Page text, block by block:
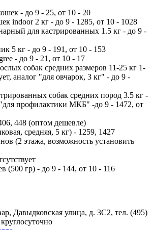
- до 9 - 25, от 10 - 20
indoor 2 кг - до 9 - 1285, от 10 - 1028
для кастрированных 1.5 кг - до 9 -
5 кг - до 9 - 191, от 10 - 153
- до 9 - 21, от 10 - 17
собак средних размеров 11-25 кг 1-
аналог "для овчарок, 3 кг" - до 9 -
собак средних пород 3.5 кг -
"для профилактики МКБ" -до 9 - 1472, от
448 (оптом дешевле)
средняя, 5 кг) - 1259, 1427
(2 этажа, возможность установить
(500 гр) - до 9 - 144, от 10 - 116
Давыдковская улица, д. 3C2, тел. (495)